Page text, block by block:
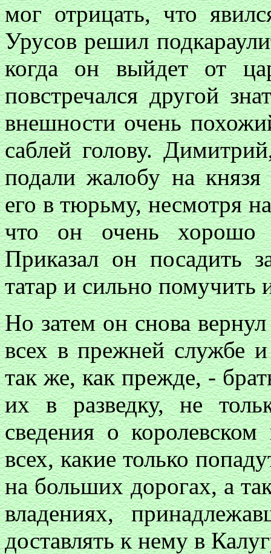
мог отрицать, что
Урусов решил
когда он выйдет от
повстречался другой
внешности очень
саблей голову.
подали жалобу на князя
его в тюрьму, несмотря
что он очень хорошо
Приказал он посадить
татар и сильно помучить
Но затем он снова
всех в прежней службе
так же, как прежде, -
их в разведку, не
сведения о
всех, какие только
на больших дорогах, а
владениях,
доставлять к нему в